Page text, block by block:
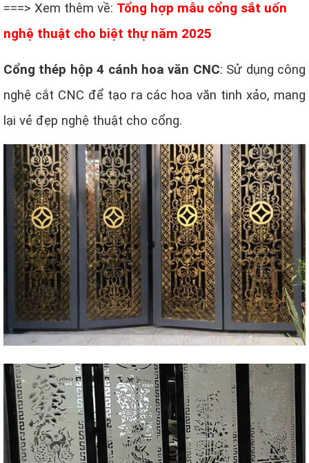
===> Xem thêm về: Tổng hợp mẫu cổng sắt uốn
nghệ thuật cho biệt thự năm 2025
Cổng thép hộp 4 cánh hoa văn CNC: Sử dụng công
nghệ cắt CNC để tạo ra các hoa văn tinh xảo, mang
lại vẻ đẹp nghệ thuật cho cổng.